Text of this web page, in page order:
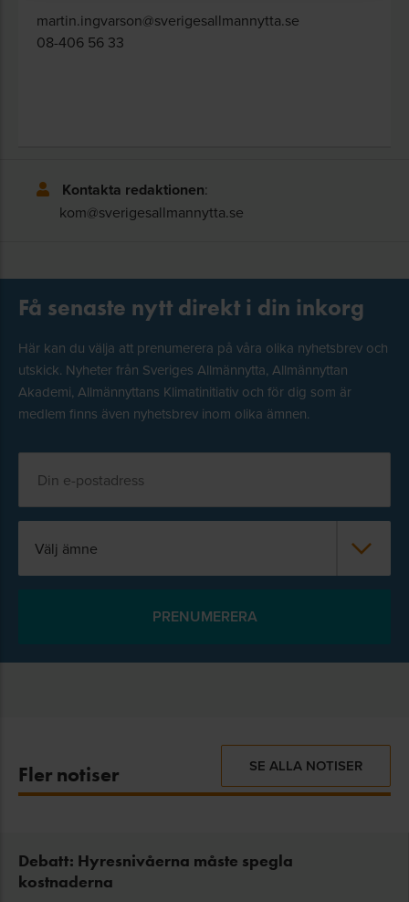
martin.ingvarson@sverigesallmannytta.se
08-406 56 33
Kontakta redaktionen:
kom@sverigesallmannytta.se
Få senaste nytt direkt i din inkorg
Här kan du välja att prenumerera på våra olika nyhetsbrev och
utskick. Nyheter från Sveriges Allmännytta, Allmännyttan
Akademi, Allmännyttans Klimatinitiativ och för dig som är
medlem finns även nyhetsbrev inom olika ämnen.
Välj ämne
Fler notiser SE ALLA NOTISER
Debatt: Hyresnivåerna måste spegla
kostnaderna